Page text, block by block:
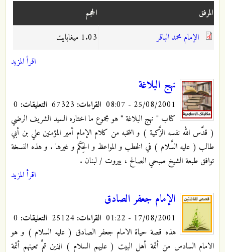
المرفق
الحجم
الإمام محمد الباقر
1.03 ميغابايت
اقرأ المزيد
نهج البلاغة
25/08/2001 - 08:07 القراءات: التعليقات:
كتاب " نهج البلاغة " هو مجموع ما اختاره السيد الشريف الرضي
( قدَّس الله نفسه الزَّكية ) و انتخبه من كلام الإمام أمير المؤمنين علي بن أبي
طالب ( عليه السَّلام ) في الخطب و المواعظ و الحِكَم و غيرها . و هذه النسخة
توافق طبعة الشيخ صبحي الصالح ، بيروت / لبنان .
اقرأ المزيد
الإمام جعفر الصادق
17/08/2001 - 01:22 القراءات: التعليقات:
هذه قصة حياة الامام جعفر الصادق ( عليه السلام ) و هو
الامام السادس من أئمة أهل البيت ( عليهم السلام ) الذين تمَّ تعينهم أئمة